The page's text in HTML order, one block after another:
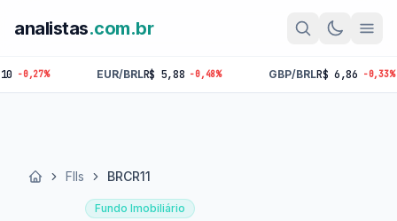
analistas.com.br
EUR/BRL R$ 5,88 -0,48% GBP/BRL R$ 6,86 -0,33% BTC
Início FIIs BRCR11
Fundo Imobiliário